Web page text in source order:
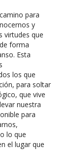
para
y
virtudes que
forma
Esta
los que
para soltar
que vive
nuestra
para
lo que
el lugar que